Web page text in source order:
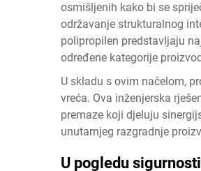
osmišljenih kako bi se
održavanje strukturalnog
polipropilen predstavljaju
određene kategorije
U skladu s ovim načelom,
vreća. Ova inženjerska
premaze koji djeluju
unutarnjeg razgradnje
U pogledu